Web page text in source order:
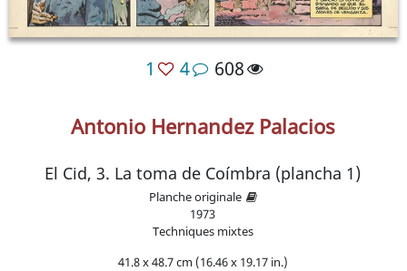
1 4 608
Antonio Hernandez Palacios
El Cid, 3. La toma de Coímbra (plancha 1)
Planche originale
1973
Techniques mixtes
41.8 x 48.7 cm (16.46 x 19.17 in.)